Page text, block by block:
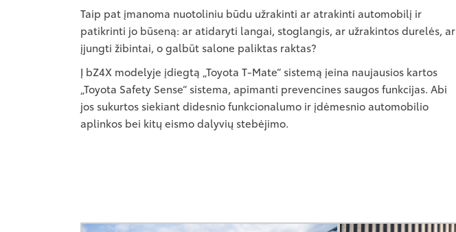
Taip pat įmanoma nuotoliniu būdu užrakinti ar atrakinti automobilį ir
patikrinti jo būseną: ar atidaryti langai, stoglangis, ar užrakintos durelės, ar
įjungti žibintai, o galbūt salone paliktas raktas?
Į bZ4X modelyje įdiegtą „Toyota T-Mate“ sistemą įeina naujausios kartos
„Toyota Safety Sense“ sistema, apimanti prevencines saugos funkcijas. Abi
jos sukurtos siekiant didesnio funkcionalumo ir įdėmesnio automobilio
aplinkos bei kitų eismo dalyvių stebėjimo.